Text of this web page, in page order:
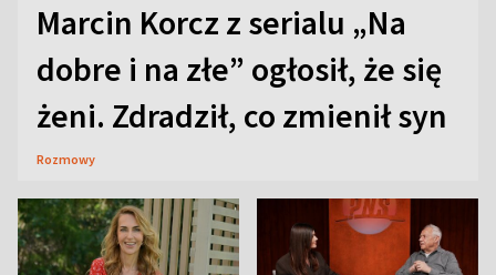
Marcin Korcz z serialu „Na
dobre i na złe” ogłosił, że się
żeni. Zdradził, co zmienił syn
Rozmowy